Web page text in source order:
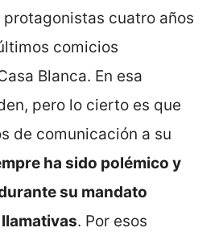
protagonistas cuatro años
comicios
Blanca. En esa
pero lo cierto es que
de comunicación a su
ha sido polémico y
su mandato
. Por esos